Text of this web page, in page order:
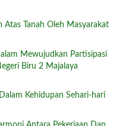
Atas Tanah Oleh Masyarakat
Mewujudkan Partisipasi
Biru 2 Majalaya
Kehidupan Sehari-hari